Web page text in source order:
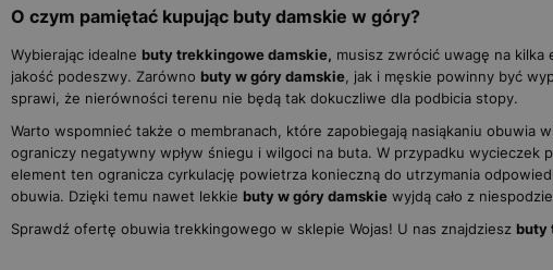
O czym pamiętać kupując buty damskie w góry?
Wybierając idealne buty trekkingowe damskie, musisz zwrócić uwagę na
jakość podeszwy. Zarówno buty w góry damskie , jak i męskie powinny być
sprawi, że nierówności terenu nie będą tak dokuczliwe dla podbicia stopy.
Warto wspomnieć także o membranach, które zapobiegają nasiąkaniu obuwia
ograniczy negatywny wpływ śniegu i wilgoci na buta. W przypadku
element ten ogranicza cyrkulację powietrza konieczną do utrzymania
obuwia. Dzięki temu nawet lekkie buty w góry damskie wyjdą cało z
Sprawdź ofertę obuwia trekkingowego w sklepie Wojas! U nas znajdziesz buty